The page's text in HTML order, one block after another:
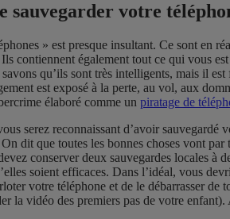
votre
» est presque insultant. Ce sont en
contiennent également tout ce qui vous
qu’ils sont très intelligents, mais il
est exposé à la perte, au vol, aux
élaboré comme un piratage de
serez reconnaissant d’avoir
dit que toutes les bonnes choses vont
conserver deux sauvegardes locales à
soient efficaces. Dans l’idéal, vous
votre téléphone et de le débarrasser
la vidéo des premiers pas de votre enfant).